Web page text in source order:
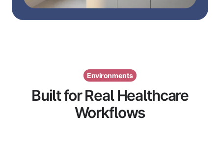
Environments
Built for Real Healthcare
Workflows